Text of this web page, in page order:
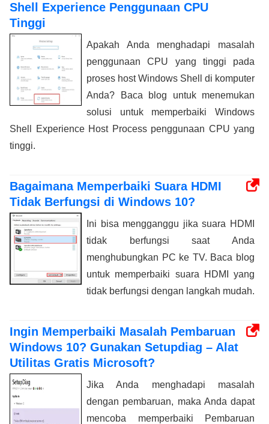
Shell Experience Penggunaan CPU
Tinggi
Apakah Anda menghadapi masalah
penggunaan CPU yang tinggi pada
proses host Windows Shell di komputer
Anda? Baca blog untuk menemukan
solusi untuk memperbaiki Windows
Shell Experience Host Process penggunaan CPU yang
tinggi.
Bagaimana Memperbaiki Suara HDMI
Tidak Berfungsi di Windows 10?
Ini bisa mengganggu jika suara HDMI
tidak berfungsi saat Anda
menghubungkan PC ke TV. Baca blog
untuk memperbaiki suara HDMI yang
tidak berfungsi dengan langkah mudah.
Ingin Memperbaiki Masalah Pembaruan
Windows 10? Gunakan Setupdiag – Alat
Utilitas Gratis Microsoft?
Jika Anda menghadapi masalah
dengan pembaruan, maka Anda dapat
mencoba memperbaiki Pembaruan